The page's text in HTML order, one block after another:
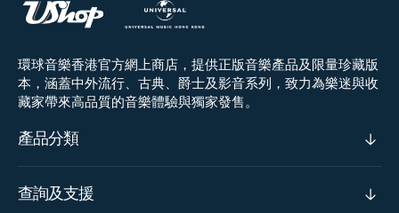
環球音樂香港官方網上商店，提供正版音樂產品及限量珍藏版
本，涵蓋中外流行、古典、爵士及影音系列，致力為樂迷與收
藏家帶來高品質的音樂體驗與獨家發售。
產品分類
查詢及支援